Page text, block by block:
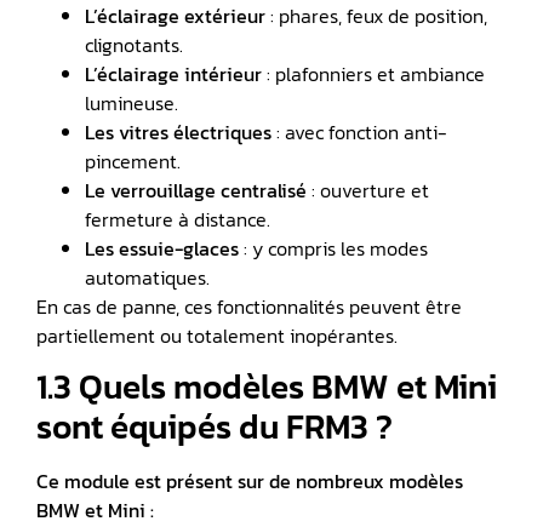
L’éclairage extérieur: phares, feux de position,
clignotants.
L’éclairage intérieur: plafonniers et ambiance
lumineuse.
Les vitres électriques: avec fonction anti-
pincement.
Le verrouillage centralisé : ouverture et
fermeture à distance.
Les essuie-glaces: y compris les modes
automatiques.
En cas de panne, ces fonctionnalités peuvent être
partiellement ou totalement inopérantes.
1.3 Quels modèles BMW et Mini
sont équipés du FRM3 ?
Ce module est présent sur de nombreux modèles
BMW et Mini :